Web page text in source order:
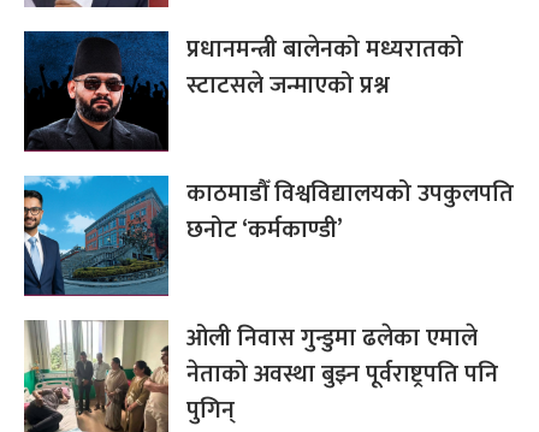
प्रधानमन्त्री बालेनको मध्यरातको
स्टाटसले जन्माएको प्रश्न
काठमाडौँ विश्वविद्यालयको उपकुलपति
छनोट ‘कर्मकाण्डी’
ओली निवास गुन्डुमा ढलेका एमाले
नेताको अवस्था बुझ्न पूर्वराष्ट्रपति पनि
पुगिन्